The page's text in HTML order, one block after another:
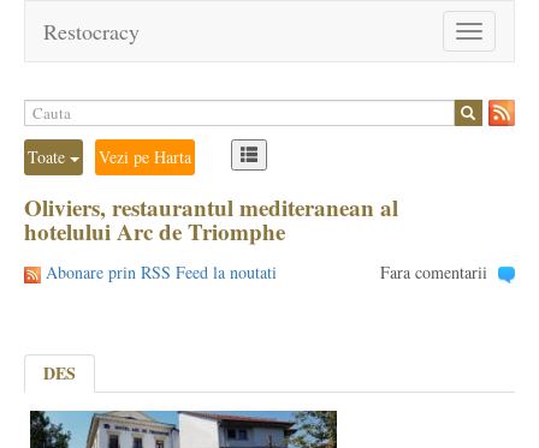
Toggle
navigation
Restocracy
Toate Vezi pe Harta
Oliviers, restaurantul mediteranean al
hotelului Arc de Triomphe
Abonare prin RSS Feed la noutati Fara comentarii
DES